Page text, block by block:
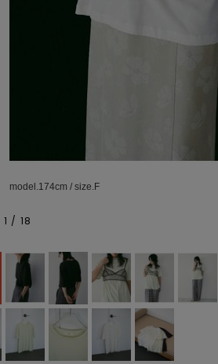
model.174cm / size.F
1 / 18